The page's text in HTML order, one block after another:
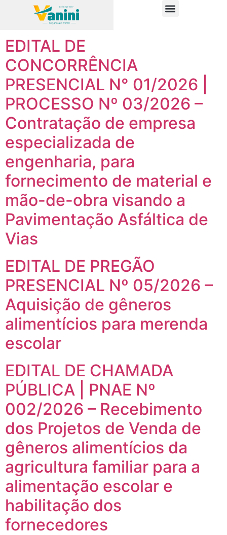
Categoria: Editais
EDITAL DE
CONCORRÊNCIA
PRESENCIAL N° 01/2026 |
PROCESSO Nº 03/2026 –
Contratação de empresa
especializada de
engenharia, para
fornecimento de material e
mão-de-obra visando a
Pavimentação Asfáltica de
Vias
EDITAL DE PREGÃO
PRESENCIAL Nº 05/2026 –
Aquisição de gêneros
alimentícios para merenda
escolar
EDITAL DE CHAMADA
PÚBLICA | PNAE Nº
002/2026 – Recebimento
dos Projetos de Venda de
gêneros alimentícios da
agricultura familiar para a
alimentação escolar e
habilitação dos
fornecedores